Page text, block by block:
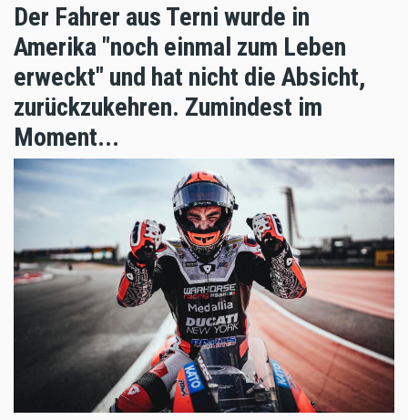
Der Fahrer aus Terni wurde in
Amerika "noch einmal zum Leben
erweckt" und hat nicht die Absicht,
zurückzukehren. Zumindest im
Moment...